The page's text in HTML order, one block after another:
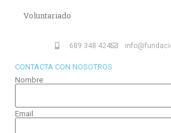
Voluntariado
689 348 424
CONTACTA CON NOSOTROS
Nombre
Email